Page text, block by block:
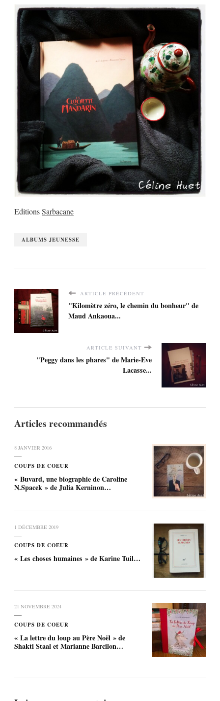
EditionsSarbacane
ALBUMS JEUNESSE
ARTICLE PRÉCÉDENT
"Kilomètre zéro, le chemin du bonheur" de
Maud Ankaoua...
ARTICLE SUIVANT
"Peggy dans les phares" de Marie-Eve
Lacasse...
Articles recommandés
8 JANVIER 2016
COUPS DE COEUR
« Buvard, une biographie de Caroline
N.Spacek » de Julia Kerninon…
1 DÉCEMBRE 2019
COUPS DE COEUR
« Les choses humaines » de Karine Tuil…
21 NOVEMBRE 2024
COUPS DE COEUR
« La lettre du loup au Père Noël » de
Shakti Staal et Marianne Barcilon…